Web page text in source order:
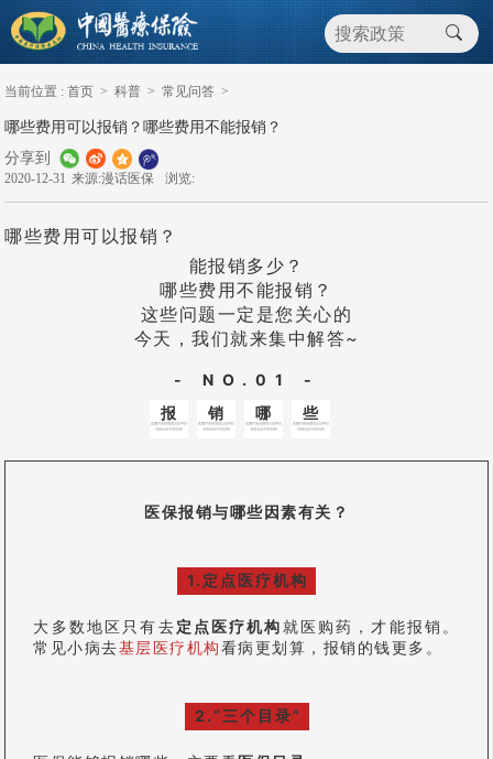
当前位置 : 首页 > 科普 > 常见问答 >
哪些费用可以报销？哪些费用不能报销？
分享到
2020-12-31 来源:漫话医保 浏览:
哪些费用可以报销？
能报销多少？
哪些费用不能报销？
这些问题一定是您关心的
今天，我们就来集中解答~
- NO.01 -
报
销 哪 些
医保报销与哪些因素有关？
1.定点医疗机构
大多数地区只有去定点医疗机构就医购药，才能报销。
常见小病去基层医疗机构看病更划算，报销的钱更多。
2.“三个目录”